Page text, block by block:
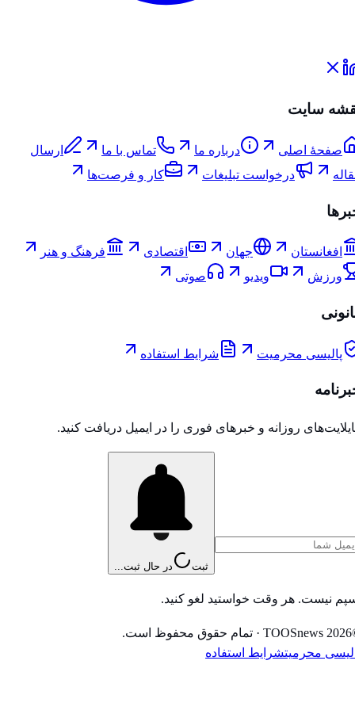
سایت
صفحۀ اصلی درباره ما تماس با ما
ارسال
درخواست تبلیغات کار و فرصت‌ها
افغانستان جهان اقتصادی
فرهنگ و هنر
ورزش
ویدیو صوتی
پالیسی محرمیت شرایط استفاده
روزانه و خبرهای فوری را در ایمیل دریافت کنید.
ثبت در حال ثبت...
نیست. هر وقت خواستید لغو کنید.
2026
TOOSnews
· تمام حقوق محفوظ است.
محرمیتشرایط استفاده